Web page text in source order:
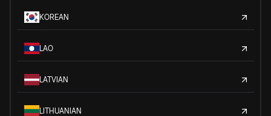
KOREAN
LAO
LATVIAN
LITHUANIAN